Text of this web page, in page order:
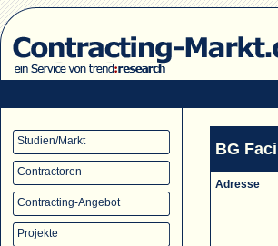
Studien/Markt
Contractoren
Contracting-Angebot
Projekte
BG
Adresse